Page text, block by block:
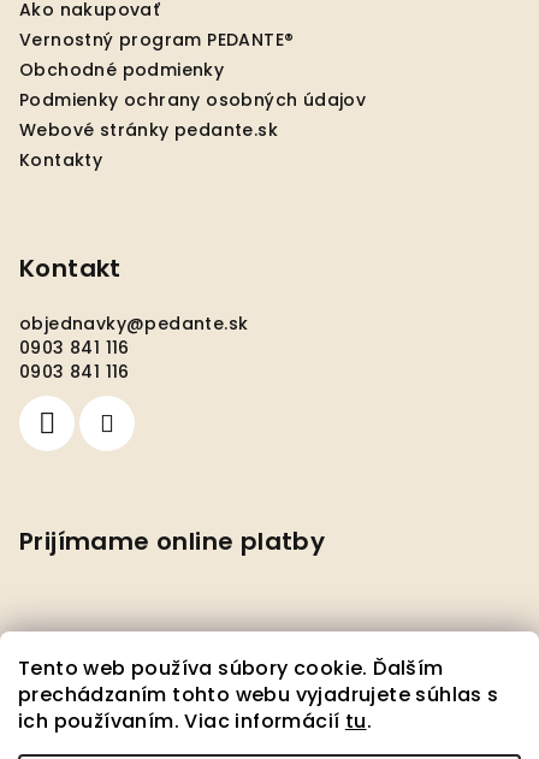
Tento web používa súbory cookie. Ďalším
prechádzaním tohto webu vyjadrujete súhlas s
ich používaním. Viac informácií tu.
Ako nakupovať
Vernostný program PEDANTE®
Obchodné podmienky
Podmienky ochrany osobných údajov
Webové stránky pedante.sk
Kontakty
Kontakt
objednavky@pedante.sk
0903 841 116
0903 841 116
Prijímame online platby
Facebook